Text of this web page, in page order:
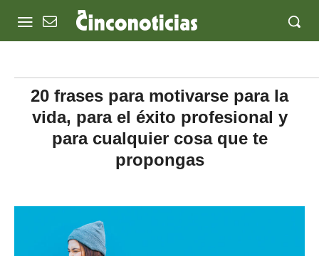
20 frases para motivarse para la
vida, para el éxito profesional y
para cualquier cosa que te
propongas